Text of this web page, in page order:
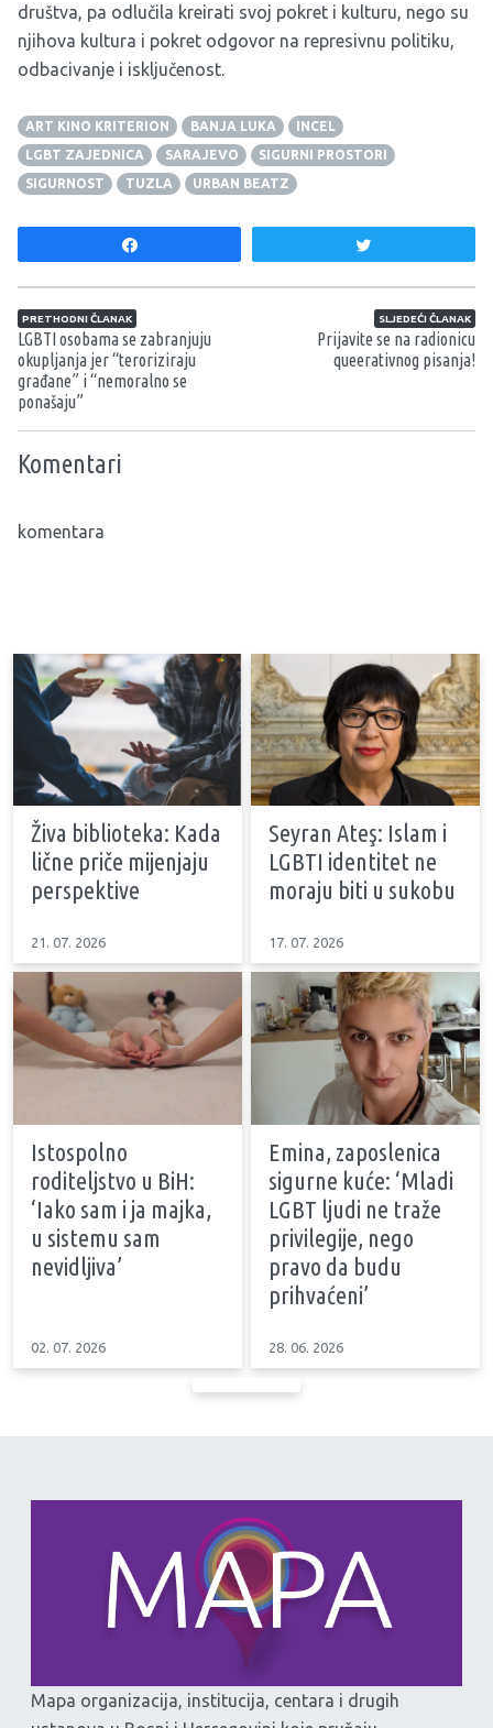
društva, pa odlučila kreirati svoj pokret i kulturu, nego su
njihova kultura i pokret odgovor na represivnu politiku,
odbacivanje i isključenost.
ART KINO KRITERION BANJA LUKA
INCEL
LGBT ZAJEDNICA
SARAJEVO
SIGURNI PROSTORI
SIGURNOST
TUZLA URBAN BEATZ
Navigacija članaka
PRETHODNI ČLANAK
LGBTI osobama se zabranjuju
okupljanja jer “teroriziraju
građane” i “nemoralno se
ponašaju”
SLJEDEĆI ČLANAK
Prijavite se na radionicu
queerativnog pisanja!
Komentari
komentara
Živa biblioteka: Kada
lične priče mijenjaju
perspektive
21. 07. 2026
Seyran Ateş: Islam i
LGBTI identitet ne
moraju biti u sukobu
17. 07. 2026
Istospolno
roditeljstvo u BiH:
‘Iako sam i ja majka,
u sistemu sam
nevidljiva’
02. 07. 2026
Emina, zaposlenica
sigurne kuće: ‘Mladi
LGBT ljudi ne traže
privilegije, nego
pravo da budu
prihvaćeni’
28. 06. 2026
Mapa organizacija, institucija, centara i drugih